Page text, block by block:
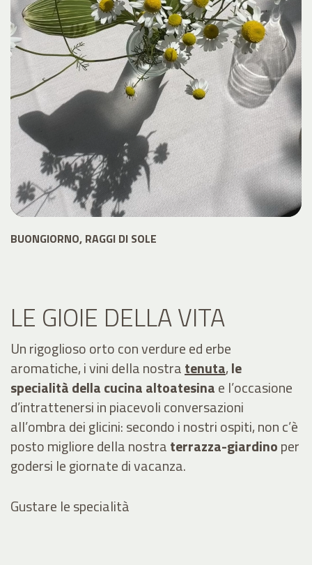
BUONGIORNO, RAGGI DI SOLE
LE GIOIE DELLA VITA
Un rigoglioso orto con verdure ed erbe
aromatiche, i vini della nostratenuta,le
specialità della cucina altoatesinae l’occasione
d’intrattenersi in piacevoli conversazioni
all’ombra dei glicini: secondo i nostri ospiti, non c’è
posto migliore della nostraterrazza-giardinoper
godersi le giornate di vacanza.
Gustare le specialità